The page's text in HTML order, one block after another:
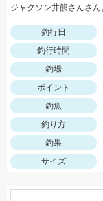
釣行日
釣行時間
釣場
ポイント
釣魚
釣り方
釣果
サイズ